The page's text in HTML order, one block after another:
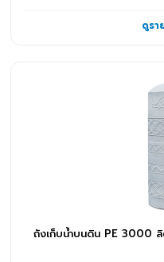
ดูรา
ถังเก็บน้ำบนดิน PE 3000